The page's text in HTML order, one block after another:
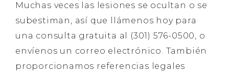
Muchas veces las lesiones se ocultan o se
subestiman, así que llámenos hoy para
una consulta gratuita al (301) 576-0500, o
envíenos un correo electrónico. También
proporcionamos referencias legales